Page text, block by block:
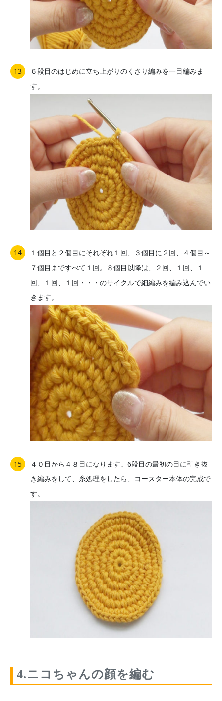
６段目のはじめに立ち上がりのくさり編みを一目編みま
す。
１個目と２個目にそれぞれ１回、３個目に２回、４個目～
７個目まですべて１回。８個目以降は、２回、１回、１
回、１回、１回・・・のサイクルで細編みを編み込んでい
きます。
４０目から４８目になります。6段目の最初の目に引き抜
き編みをして、糸処理をしたら、コースター本体の完成で
す。
4.ニコちゃんの顔を編む